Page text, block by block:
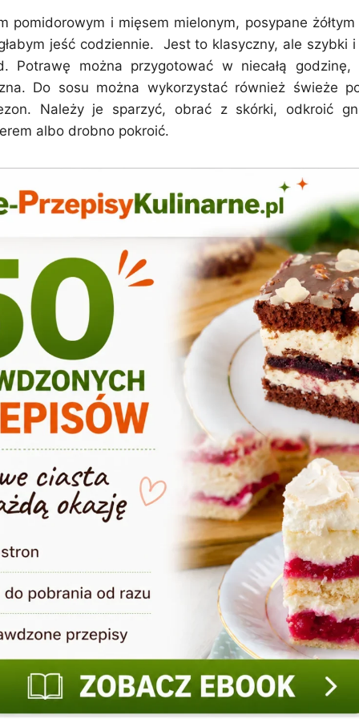
pomidorowym i mięsem mielonym, posypane
jeść codziennie. Jest to klasyczny, ale szybki i
Potrawę można przygotować w niecałą
Do sosu można wykorzystać również świeże
Należy je sparzyć, obrać z skórki, odkroić
albo drobno pokroić.